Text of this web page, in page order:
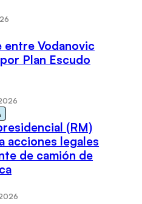
entre Vodanovic
Plan Escudo
(RM)
acciones legales
de camión de